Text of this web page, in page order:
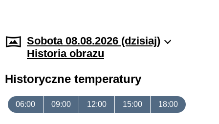
Sobota 08.08.2026 (dzisiaj)
Historia obrazu
Historyczne temperatury
06:00 09:00 12:00 15:00 18:00